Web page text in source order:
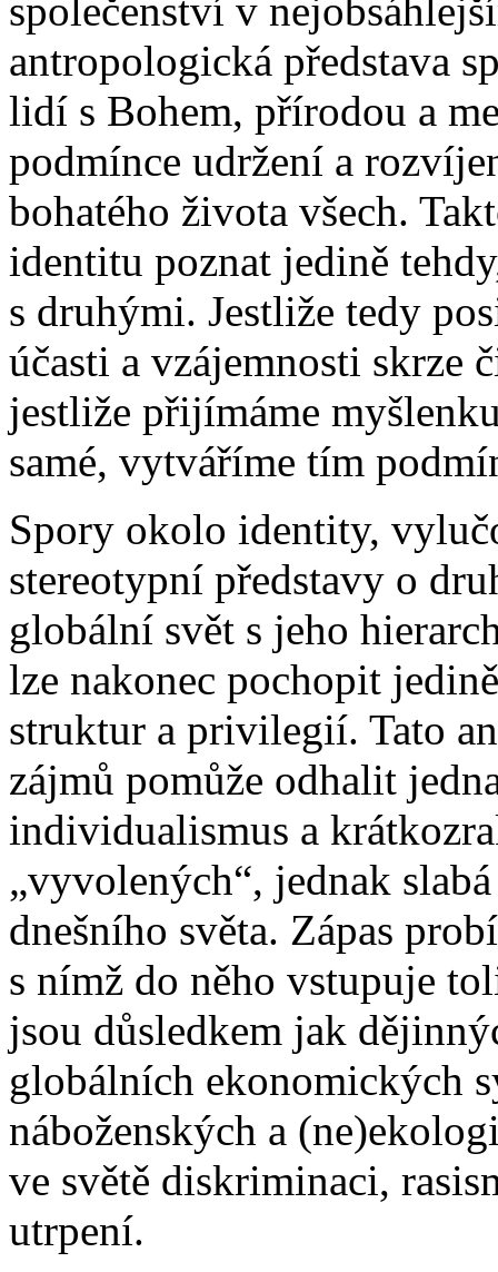
společenství v
antropologická představa
lidí s Bohem, přírodou a
podmínce udržení a
bohatého života všech.
identitu poznat jedině
s druhými. Jestliže tedy
účasti a vzájemnosti skrze
jestliže přijímáme
samé, vytváříme tím
Spory okolo identity,
stereotypní představy o
globální svět s jeho
lze nakonec pochopit
struktur a privilegií. Tato
zájmů pomůže odhalit
individualismus a
„vyvolených“, jednak
dnešního světa. Zápas
s nímž do něho vstupuje
jsou důsledkem jak
globálních ekonomických
náboženských a
ve světě diskriminaci,
utrpení.